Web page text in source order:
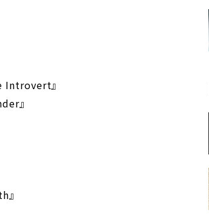
Introvert』
』